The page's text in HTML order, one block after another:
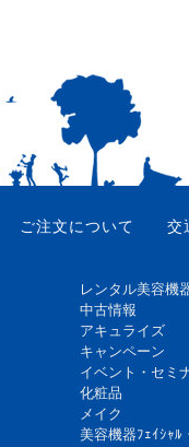
ご注文について 交
レンタル美容機
中古情報
アキュライズ
キャンペーン
イベント・セミ
化粧品
メイク
美容機器ﾌｪｲｼｬﾙ